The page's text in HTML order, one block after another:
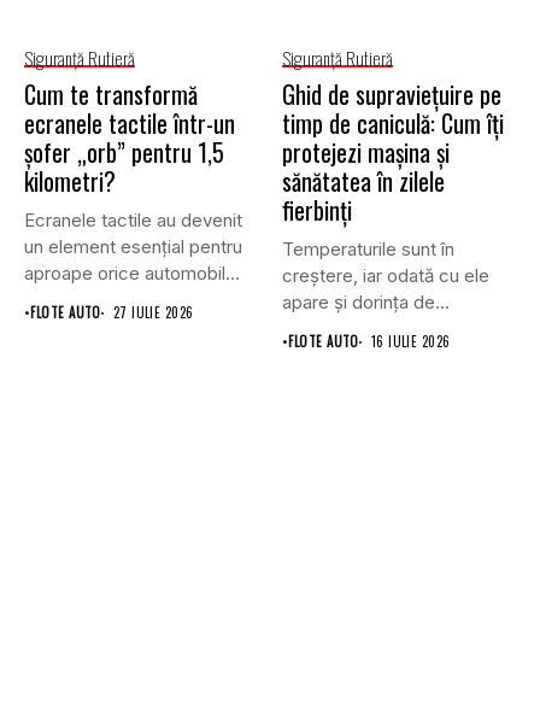
Siguranţă Rutieră
Cum te transformă
ecranele tactile într-un
șofer „orb” pentru 1,5
kilometri?
Ecranele tactile au devenit
un element esențial pentru
aproape orice automobil
modern....
•FLOTE AUTO 27 IULIE 2026
Siguranţă Rutieră
Ghid de supraviețuire pe
timp de caniculă: Cum îți
protejezi mașina și
sănătatea în zilele
fierbinți
Temperaturile sunt în
creștere, iar odată cu ele
apare și dorința de...
•FLOTE AUTO 16 IULIE 2026